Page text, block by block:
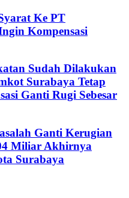
Ke PT
Kompensasi
Sudah Dilakukan
Surabaya Tetap
Ganti Rugi Sebesar
Ganti Kerugian
Miliar Akhirnya
Surabaya